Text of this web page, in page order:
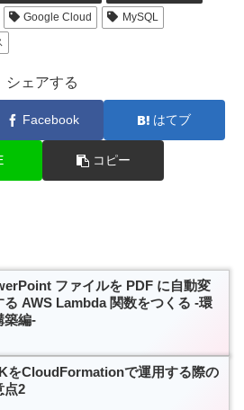
Google Cloud
MySQL
シェアする
Facebook はてブ
コピー
ファイルを PDF に自動変
る AWS Lambda 関数をつくる -環
築編-
をCloudFormationで運用する際の
点2